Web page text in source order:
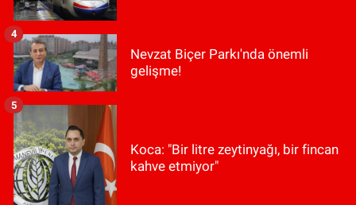
Nevzat Biçer Parkı'nda önemli
gelişme!
4
Koca: "Bir litre zeytinyağı, bir fincan
kahve etmiyor"
5